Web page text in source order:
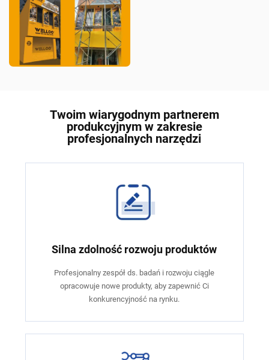
Twoim wiarygodnym partnerem
produkcyjnym w zakresie
profesjonalnych narzędzi
Silna zdolność rozwoju produktów
Profesjonalny zespół ds. badań i rozwoju ciągle
opracowuje nowe produkty, aby zapewnić Ci
konkurencyjność na rynku.